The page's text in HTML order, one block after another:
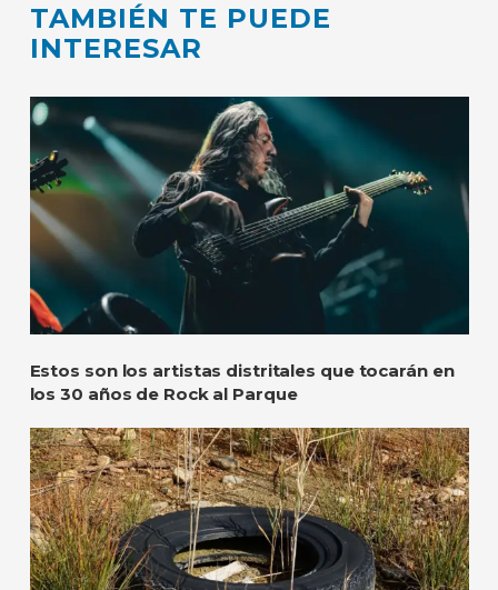
TAMBIÉN TE PUEDE
INTERESAR
Estos son los artistas distritales que tocarán en
los 30 años de Rock al Parque